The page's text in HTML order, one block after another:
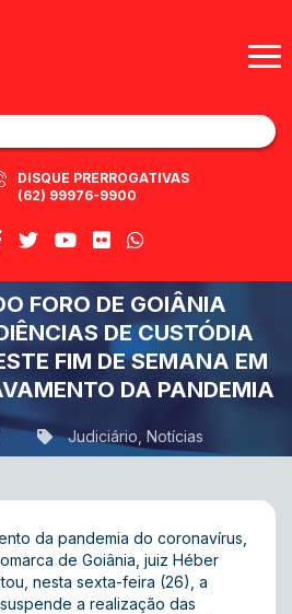
DISQUE PRERROGATIVAS
(62) 99976-9900
FORO DE GOIÂNIA
DE CUSTÓDIA
FIM DE SEMANA EM
DA PANDEMIA
Judiciário Notícias
da pandemia do coronavírus,
de Goiânia, juiz Héber
nesta sexta-feira (26), a
a realização das